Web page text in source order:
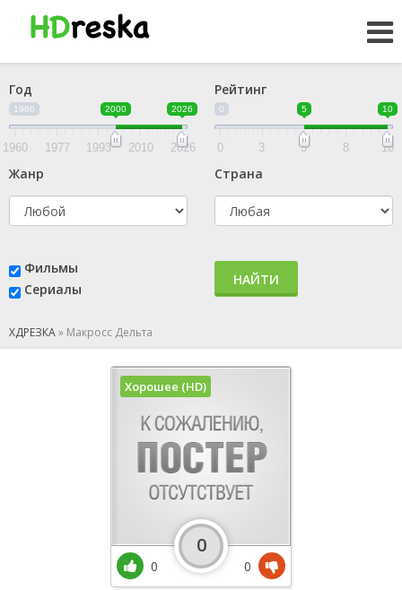
Год
1960 2000 2026
1960 1977 1993 2010 2026
Рейтинг
0 5 10
0 3 5 8 10
Жанр Страна
Фильмы
Сериалы
НАЙТИ
ХДРЕЗКА» Макросс Дельта
Хорошее (HD)
0
0
0